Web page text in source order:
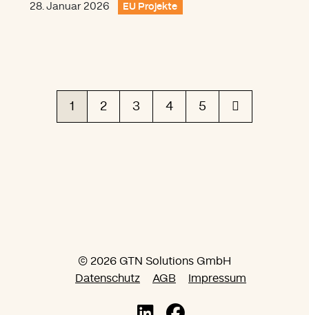
28. Januar 2026 EU Projekte
1 2 3 4 5
© 2026 GTN Solutions GmbH
Datenschutz
AGB Impressum